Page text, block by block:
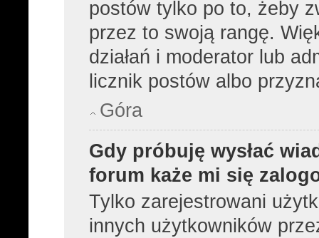
postów tylko po to, żeby
przez to swoją rangę.
działań i moderator lub
licznik postów albo
Góra
Gdy próbuję wysłać
forum każe mi się
Tylko zarejestrowani
innych użytkowników